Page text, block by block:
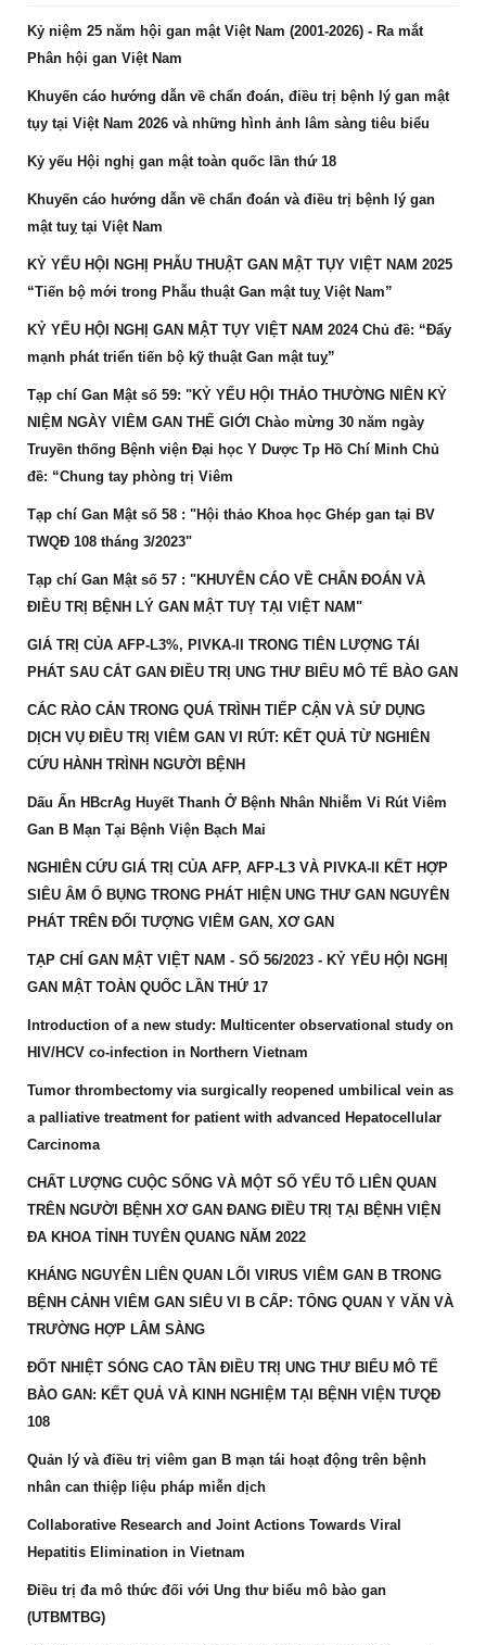
Kỷ niệm 25 năm hội gan mật Việt Nam (2001-2026) - Ra mắt
Phân hội gan Việt Nam
Khuyến cáo hướng dẫn về chẩn đoán, điều trị bệnh lý gan mật
tụy tại Việt Nam 2026 và những hình ảnh lâm sàng tiêu biểu
Kỷ yếu Hội nghị gan mật toàn quốc lần thứ 18
Khuyến cáo hướng dẫn về chẩn đoán và điều trị bệnh lý gan
mật tuỵ tại Việt Nam
KỶ YẾU HỘI NGHỊ PHẪU THUẬT GAN MẬT TỤY VIỆT NAM 2025
“Tiến bộ mới trong Phẫu thuật Gan mật tuỵ Việt Nam”
KỶ YẾU HỘI NGHỊ GAN MẬT TỤY VIỆT NAM 2024 Chủ đề: “Đẩy
mạnh phát triển tiến bộ kỹ thuật Gan mật tuỵ”
Tạp chí Gan Mật số 59: "KỶ YẾU HỘI THẢO THƯỜNG NIÊN KỶ
NIỆM NGÀY VIÊM GAN THẾ GIỚI Chào mừng 30 năm ngày
Truyền thống Bệnh viện Đại học Y Dược Tp Hồ Chí Minh Chủ
đề: “Chung tay phòng trị Viêm
Tạp chí Gan Mật số 58 : "Hội thảo Khoa học Ghép gan tại BV
TWQĐ 108 tháng 3/2023"
Tạp chí Gan Mật số 57 : "KHUYẾN CÁO VỀ CHẨN ĐOÁN VÀ
ĐIỀU TRỊ BỆNH LÝ GAN MẬT TUỴ TẠI VIỆT NAM"
GIÁ TRỊ CỦA AFP-L3%, PIVKA-II TRONG TIÊN LƯỢNG TÁI
PHÁT SAU CẮT GAN ĐIỀU TRỊ UNG THƯ BIỂU MÔ TẾ BÀO GAN
CÁC RÀO CẢN TRONG QUÁ TRÌNH TIẾP CẬN VÀ SỬ DỤNG
DỊCH VỤ ĐIỀU TRỊ VIÊM GAN VI RÚT: KẾT QUẢ TỪ NGHIÊN
CỨU HÀNH TRÌNH NGƯỜI BỆNH
Dấu Ấn HBcrAg Huyết Thanh Ở Bệnh Nhân Nhiễm Vi Rút Viêm
Gan B Mạn Tại Bệnh Viện Bạch Mai
NGHIÊN CỨU GIÁ TRỊ CỦA AFP, AFP-L3 VÀ PIVKA-II KẾT HỢP
SIÊU ÂM Ổ BỤNG TRONG PHÁT HIỆN UNG THƯ GAN NGUYÊN
PHÁT TRÊN ĐỐI TƯỢNG VIÊM GAN, XƠ GAN
TẠP CHÍ GAN MẬT VIỆT NAM - SỐ 56/2023 - KỶ YẾU HỘI NGHỊ
GAN MẬT TOÀN QUỐC LẦN THỨ 17
Introduction of a new study: Multicenter observational study on
HIV/HCV co-infection in Northern Vietnam
Tumor thrombectomy via surgically reopened umbilical vein as
a palliative treatment for patient with advanced Hepatocellular
Carcinoma
CHẤT LƯỢNG CUỘC SỐNG VÀ MỘT SỐ YẾU TỐ LIÊN QUAN
TRÊN NGƯỜI BỆNH XƠ GAN ĐANG ĐIỀU TRỊ TẠI BỆNH VIỆN
ĐA KHOA TỈNH TUYÊN QUANG NĂM 2022
KHÁNG NGUYÊN LIÊN QUAN LÕI VIRUS VIÊM GAN B TRONG
BỆNH CẢNH VIÊM GAN SIÊU VI B CẤP: TỔNG QUAN Y VĂN VÀ
TRƯỜNG HỢP LÂM SÀNG
ĐỐT NHIỆT SÓNG CAO TẦN ĐIỀU TRỊ UNG THƯ BIỂU MÔ TẾ
BÀO GAN: KẾT QUẢ VÀ KINH NGHIỆM TẠI BỆNH VIỆN TƯQĐ
108
Quản lý và điều trị viêm gan B mạn tái hoạt động trên bệnh
nhân can thiệp liệu pháp miễn dịch
Collaborative Research and Joint Actions Towards Viral
Hepatitis Elimination in Vietnam
Điều trị đa mô thức đối với Ung thư biểu mô bào gan
(UTBMTBG)